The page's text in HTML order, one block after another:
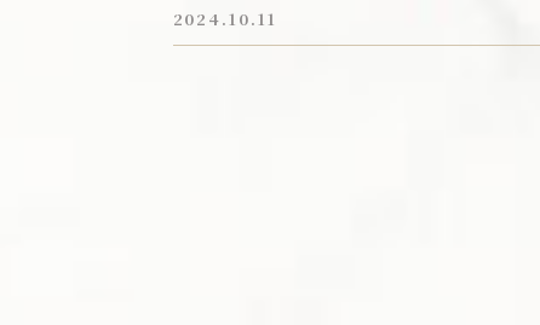
2024.10.11